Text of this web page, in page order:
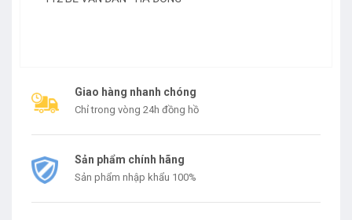
Giao hàng nhanh chóng
Chỉ trong vòng 24h đồng hồ
Sản phẩm chính hãng
Sản phẩm nhập khẩu 100%